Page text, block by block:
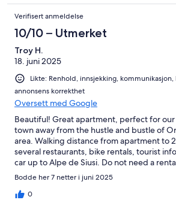
Verifisert anmeldelse
10/10 – Utmerket
Troy H.
18. juni 2025
Likte: Renhold, innsjekking,
annonsens korrekthet
Oversett med Google
Beautiful! Great apartment, perfect for
town away from the hustle and bustle of
area. Walking distance from apartment to
several restaurants, bike rentals, tourist
car up to Alpe de Siusi. Do not need a
from Erna are perfect to visit other towns
Castelrotto, Ortisei and Val Gardenia with
to gondolas and hiking trails. Rental car
Bodde her 7 netter i juni 2025
0